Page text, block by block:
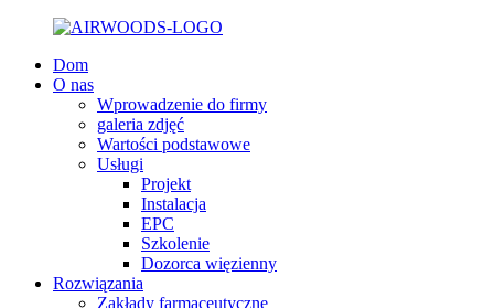
Dom
O nas
Wprowadzenie do firmy
galeria zdjęć
Wartości podstawowe
Usługi
Projekt
Instalacja
EPC
Szkolenie
Dozorca więzienny
Rozwiązania
Zakłady farmaceutyczne